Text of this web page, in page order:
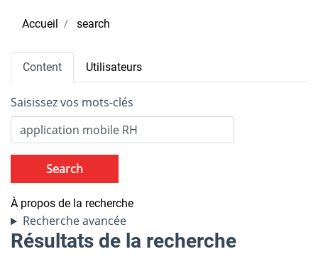
Accueil search
Primary
tabs
Content Utilisateurs
Saisissez vos mots-clés
Search
À propos de la recherche
Recherche avancée
Résultats de la recherche